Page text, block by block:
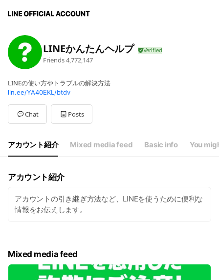
LINEかんたんヘルプ
Friends4,772,147
LINEの使い方やトラブルの解決方法
lin.ee/YA40EKL/btdv
Chat Posts
アカウント紹介 Mixed media feed Basic info You
アカウント紹介
アカウントの引き継ぎ方法など、LINEを使うために便利な
情報をお伝えします。
Mixed media feed